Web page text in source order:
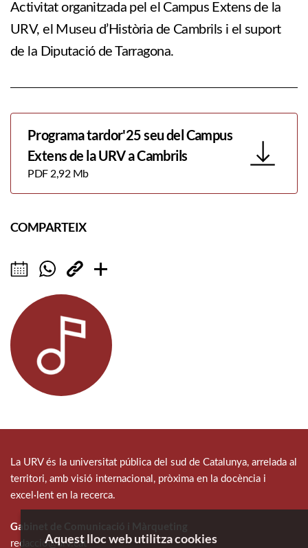
Activitat organitzada pel el Campus Extens de la
URV, el Museu d’Història de Cambrils i el suport
de la Diputació de Tarragona.
Programa tardor'25 seu del Campus
Extens de la URV a Cambrils
PDF 2,92 Mb
COMPARTEIX
La URV és la universitat pública del sud de Catalunya, arrelada al
territori, amb visió internacional, pròxima en la docència i
excel·lent en la recerca.
Gabinet de Comunicació i Màrqueting
redaccio@urv.cat
Aquest lloc web utilitza cookies